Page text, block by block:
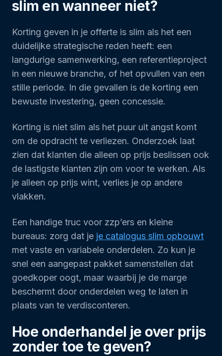
slim en wanneer niet?
Korting geven in je offerte is slim als het een
duidelijke strategische reden heeft: een
langdurige samenwerking, een referentieproject
in een nieuwe branche, of het opvullen van een
stille periode. In die gevallen is de korting een
bewuste investering, geen concessie.
Korting is niet slim als het puur uit angst komt
om de opdracht te verliezen. Onderzoek laat
zien dat klanten die alleen op prijs beslissen ook
de lastigste klanten zijn om voor te werken. Als
je alleen op prijs wint, verlies je op andere
vlakken.
Een handige truc voor zzp’ers en kleine
bureaus: zorg dat je je catalogus slim opbouwt
met vaste en variabele onderdelen. Zo kun je
snel een aangepast pakket samenstellen dat
goedkoper oogt, maar waarbij je de marge
beschermt door onderdelen weg te laten in
plaats van te verdisconteren.
Hoe onderhandel je over prijs
zonder toe te geven?